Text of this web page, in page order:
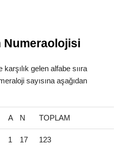
Numeraolojisi
gelen alfabe sııra
sayısına aşağıdan
A N TOPLAM
1 17 123